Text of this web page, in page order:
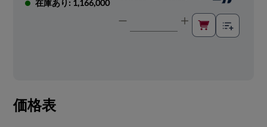
在庫あり: 1,166,000
価格表